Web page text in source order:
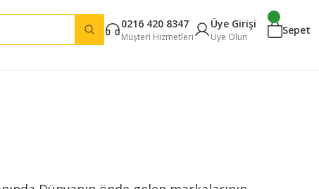
0216 420 8347
Müşteri Hizmetleri
Üye Girişi
Üye Olun
Sepet